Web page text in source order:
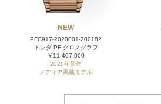
NEW
PFC917-2020001-200182
トンダ PF クロノグラフ
￥11,407,000
2026年新作
メディア掲載モデル